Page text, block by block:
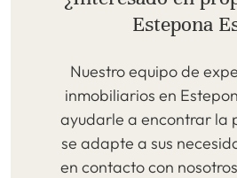
Estepona
Nuestro equipo de
inmobiliarios en
ayudarle a encontrar la
se adapte a sus
en contacto con